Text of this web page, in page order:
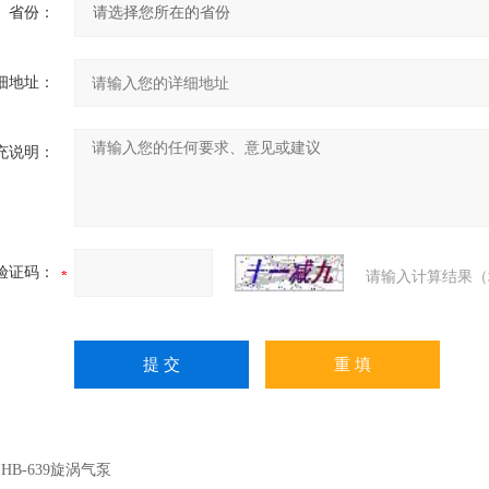
省份：
地址：
说明：
证码： 请输入计算结果
HB-639旋涡气泵